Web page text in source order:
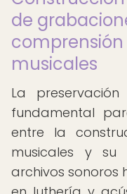
de
musicales
La
fundamental
entre la
musicales y su
archivos sonoros